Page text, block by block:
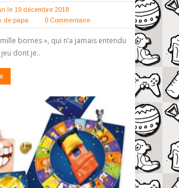
le 19 décembre 2018
de papa 0 Commentaire
bornes », qui n’a jamais entendu
dont je..